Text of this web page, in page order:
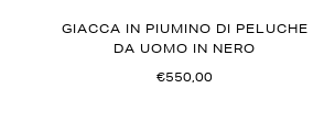
GIACCA IN PIUMINO DI PELUCHE
DA UOMO IN NERO
€550,00